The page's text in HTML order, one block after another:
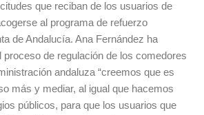
que reciban de los usuarios de
al programa de refuerzo
de Andalucía. Ana Fernández ha
proceso de regulación de los comedores
andaluza “creemos que es
más y mediar, al igual que hacemos
públicos, para que los usuarios que